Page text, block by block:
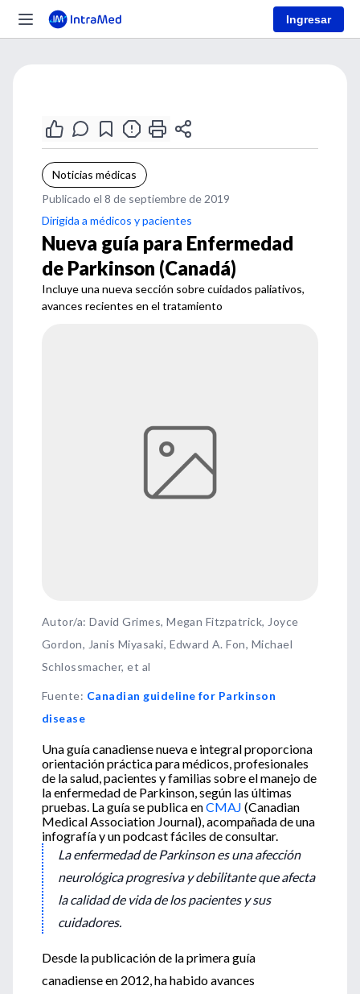
Ingresar
Noticias médicas
Publicado el 8 de septiembre de 2019
Dirigida a médicos y pacientes
Nueva guía para Enfermedad
de Parkinson (Canadá)
Incluye una nueva sección sobre cuidados paliativos,
avances recientes en el tratamiento
Autor/a: David Grimes, Megan Fitzpatrick, Joyce
Gordon, Janis Miyasaki, Edward A. Fon, Michael
Schlossmacher, et al
Fuente: Canadian guideline for Parkinson
disease
Una guía canadiense nueva e integral proporciona
orientación práctica para médicos, profesionales
de la salud, pacientes y familias sobre el manejo de
la enfermedad de Parkinson, según las últimas
pruebas. La guía se publica enCMAJ (Canadian
Medical Association Journal), acompañada de una
infografía y un podcast fáciles de consultar.
La enfermedad de Parkinson es una afección
neurológica progresiva y debilitante que afecta
la calidad de vida de los pacientes y sus
cuidadores.
Desde la publicación de la primera guía
canadiense en 2012, ha habido avances